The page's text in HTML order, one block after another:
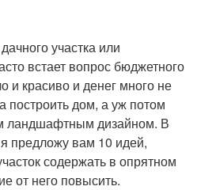
участка или
встает вопрос бюджетного
и красиво и денег много не
построить дом, а уж потом
ландшафтным дизайном. В
предложу вам 10 идей,
содержать в опрятном
от него повысить.